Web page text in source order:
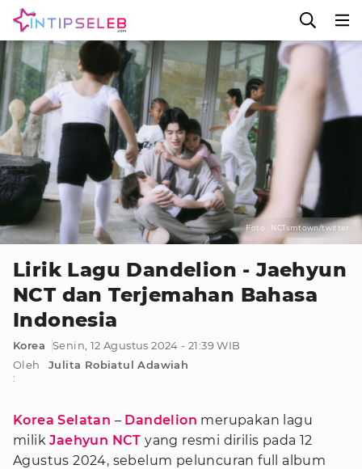
Foto : NCTsmtown/twitter
Lirik Lagu Dandelion - Jaehyun
NCT dan Terjemahan Bahasa
Indonesia
Korea
Senin, 12 Agustus 2024 - 21:39 WIB
Oleh
:
Julita Robiatul Adawiah
Korea Selatan – Dandelion merupakan lagu
milikJaehyun NCT yang resmi dirilis pada 12
Agustus 2024, sebelum peluncuran full album